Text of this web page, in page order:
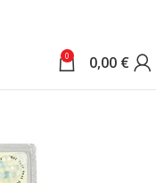
0 0,00 €